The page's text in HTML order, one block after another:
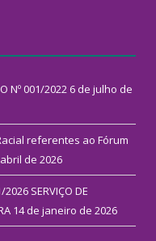
Nº 001/2022 6 de julho de
referentes ao Fórum
de 2026
2026 SERVIÇO DE
14 de janeiro de 2026